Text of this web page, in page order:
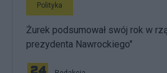
Polityka
Żurek podsumował swój rok w
prezydenta Nawrockiego"